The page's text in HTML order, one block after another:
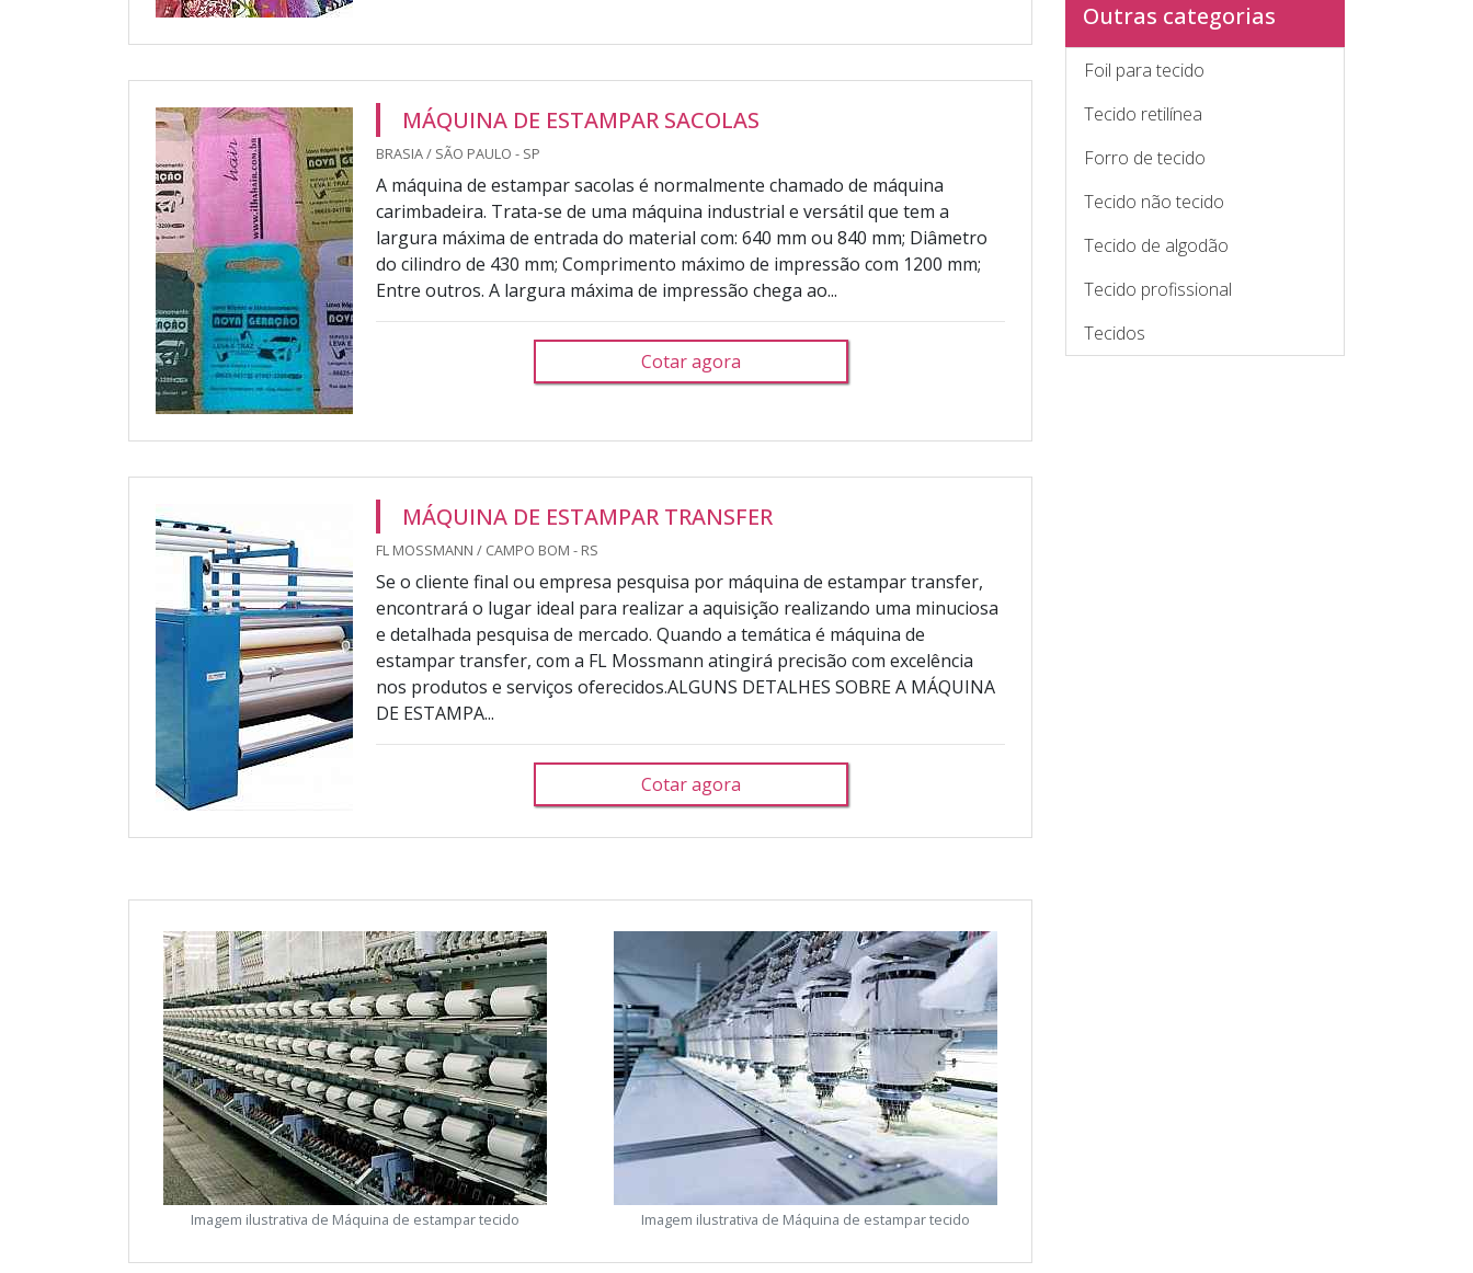
MÁQUINA DE ESTAMPAR SACOLAS
BRASIA / SÃO PAULO - SP
A máquina de estampar sacolas é normalmente chamado de máquina
carimbadeira. Trata-se de uma máquina industrial e versátil que tem a
largura máxima de entrada do material com: 640 mm ou 840 mm; Diâmetro
do cilindro de 430 mm; Comprimento máximo de impressão com 1200 mm;
Entre outros. A largura máxima de impressão chega ao...
Cotar agora
MÁQUINA DE ESTAMPAR TRANSFER
FL MOSSMANN / CAMPO BOM - RS
Se o cliente final ou empresa pesquisa por máquina de estampar transfer,
encontrará o lugar ideal para realizar a aquisição realizando uma minuciosa
e detalhada pesquisa de mercado. Quando a temática é máquina de
estampar transfer, com a FL Mossmann atingirá precisão com excelência
nos produtos e serviços oferecidos.ALGUNS DETALHES SOBRE A MÁQUINA
DE ESTAMPA...
Cotar agora
Imagem ilustrativa de Máquina de estampar tecido Imagem ilustrativa de Máquina de estampar tecido
Outras categorias
Foil para tecido
Tecido retilínea
Forro de tecido
Tecido não tecido
Tecido de algodão
Tecido profissional
Tecidos